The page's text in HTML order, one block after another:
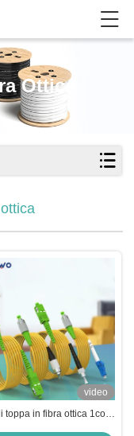
Ottica
video
toppa in fibra ottica 1core